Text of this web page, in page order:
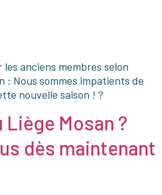
anciens membres selon
: Nous sommes impatients de
nouvelle saison ! ?
Liège Mosan ?
dès maintenant